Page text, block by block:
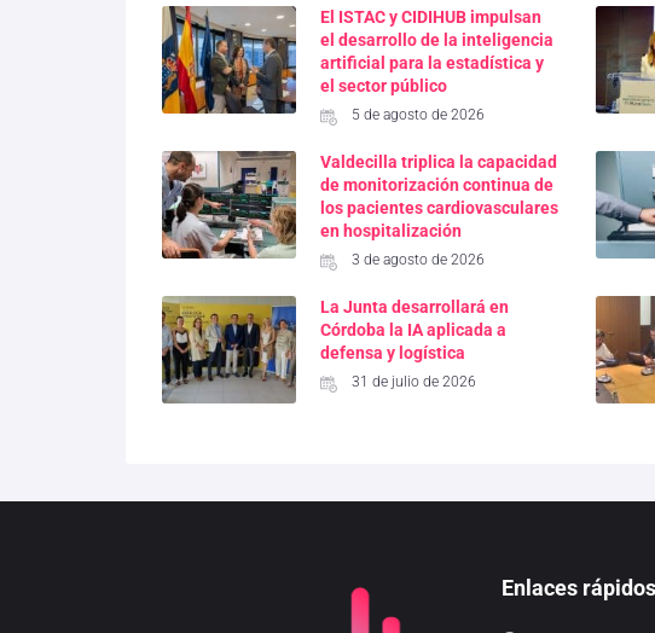
El ISTAC y CIDIHUB impulsan
el desarrollo de la inteligencia
artificial para la estadística y
el sector público
5 de agosto de 2026
Valdecilla triplica la capacidad
de monitorización continua de
los pacientes cardiovasculares
en hospitalización
3 de agosto de 2026
La Junta desarrollará en
Córdoba la IA aplicada a
defensa y logística
31 de julio de 2026
Enlaces rápidos